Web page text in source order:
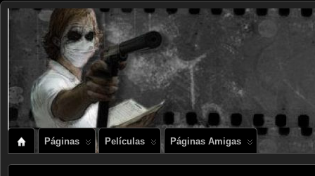
Páginas Películas Páginas Amigas